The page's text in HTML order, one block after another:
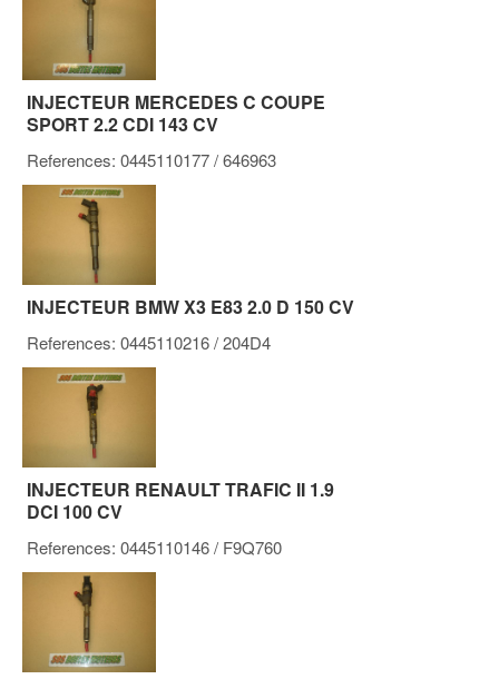
INJECTEUR MERCEDES C COUPE
SPORT 2.2 CDI 143 CV
References: 0445110177/ 646963
INJECTEUR BMW X3 E83 2.0 D 150 CV
References: 0445110216/ 204D4
INJECTEUR RENAULT TRAFIC II 1.9
DCI 100 CV
References: 0445110146/ F9Q760